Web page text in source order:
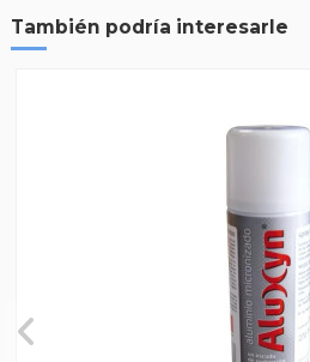
También podría interesarle